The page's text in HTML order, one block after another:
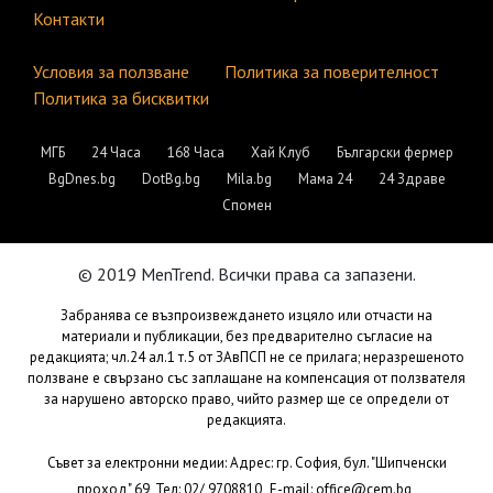
Контакти
Условия за ползване
Политика за поверителност
Политика за бисквитки
МГБ 24 Часа 168 Часа Хай Клуб
Български фермер
BgDnes.bg
DotBg.bg Mila.bg Мама 24
24 Здраве
Спомен
© 2019 MenTrend. Всички права са запазени.
Забранява се възпроизвеждането изцяло или отчасти на
материали и публикации, без предварително съгласие на
редакцията; чл.24 ал.1 т.5 от ЗАвПСП не се прилага; неразрешеното
ползване е свързано със заплащане на компенсация от ползвателя
за нарушено авторско право, чийто размер ще се определи от
редакцията.
Съвет за електронни медии: Адрес: гр. София, бул. "Шипченски